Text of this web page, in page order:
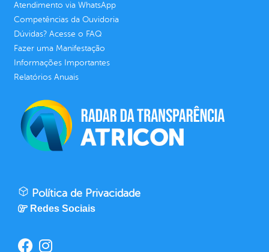
Atendimento via WhatsApp
Competências da Ouvidoria
Dúvidas? Acesse o FAQ
Fazer uma Manifestação
Informações Importantes
Relatórios Anuais
Política de Privacidade
Redes Sociais